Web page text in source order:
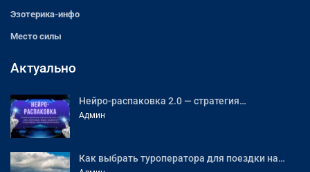
Эзотерика-инфо
Место силы
Актуально
Нейро-распаковка 2.0 — стратегия…
Админ
Как выбрать туроператора для поездки на…